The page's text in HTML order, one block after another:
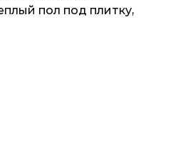
пол под плитку,